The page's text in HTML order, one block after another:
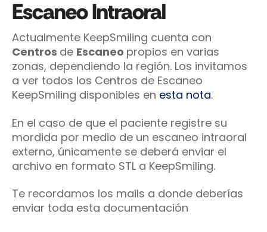
Escaneo Intraoral
Actualmente KeepSmiling cuenta con
Centros de Escaneo propios en varias
zonas, dependiendo la región. Los invitamos
a ver todos los Centros de Escaneo
KeepSmiling disponibles en esta nota.
En el caso de que el paciente registre su
mordida por medio de un escaneo intraoral
externo, únicamente se deberá enviar el
archivo en formato STL a KeepSmiling.
Te recordamos los mails a donde deberías
enviar toda esta documentación